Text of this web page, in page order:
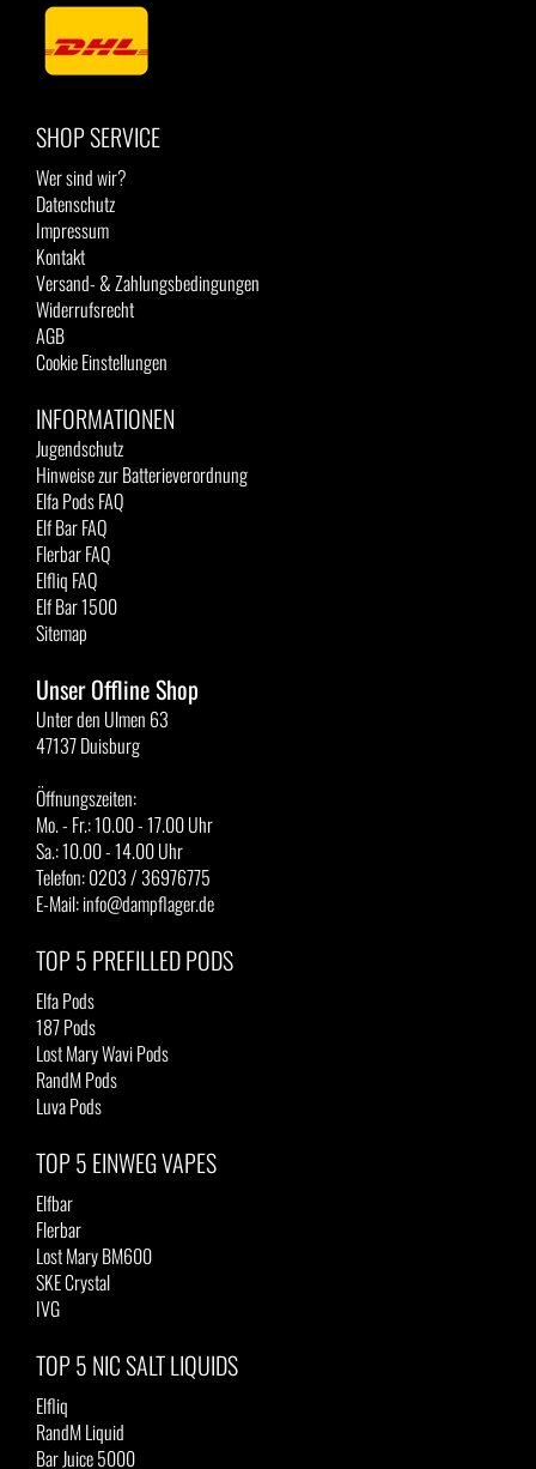
SHOP SERVICE
Wer sind wir?
Datenschutz
Impressum
Kontakt
Versand- & Zahlungsbedingungen
Widerrufsrecht
AGB
Cookie Einstellungen
INFORMATIONEN
Jugendschutz
Hinweise zur Batterieverordnung
Elfa Pods FAQ
Elf Bar FAQ
Flerbar FAQ
Elfliq FAQ
Elf Bar 1500
Sitemap
Unser Offline Shop
Unter den Ulmen 63
47137 Duisburg
Öffnungszeiten:
Mo. - Fr.: 10.00 - 17.00 Uhr
Sa.: 10.00 - 14.00 Uhr
Telefon: 0203 / 36976775
E-Mail: info@dampflager.de
TOP 5 PREFILLED PODS
Elfa Pods
187 Pods
Lost Mary Wavi Pods
RandM Pods
Luva Pods
TOP 5 EINWEG VAPES
Elfbar
Flerbar
Lost Mary BM600
SKE Crystal
IVG
TOP 5 NIC SALT LIQUIDS
Elfliq
RandM Liquid
Bar Juice 5000